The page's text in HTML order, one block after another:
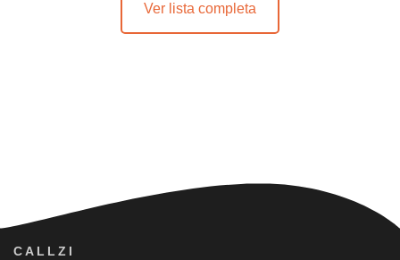
Ver lista completa
CALLZI